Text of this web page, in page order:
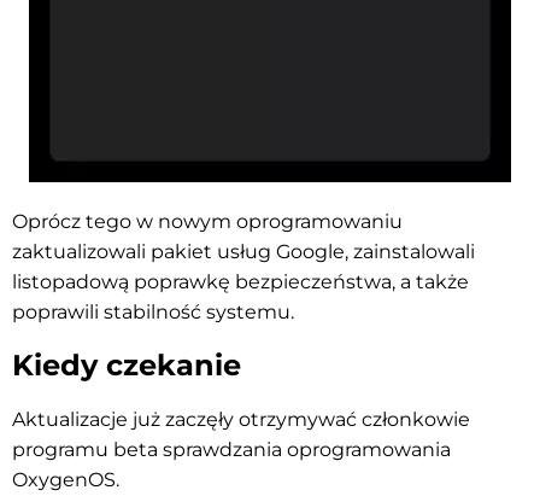
Oprócz tego w nowym oprogramowaniu
zaktualizowali pakiet usług Google, zainstalowali
listopadową poprawkę bezpieczeństwa, a także
poprawili stabilność systemu.
Kiedy czekanie
Aktualizacje już zaczęły otrzymywać członkowie
programu beta sprawdzania oprogramowania
OxygenOS.